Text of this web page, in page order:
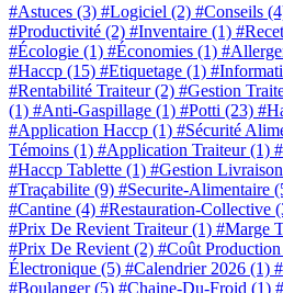
#Astuces (3) #Logiciel (2) #Conseils
#Productivité (2) #Inventaire (1)
#Écologie (1) #Économies (1)
#Haccp (15) #Etiquetage (1)
#Rentabilité Traiteur(2) #Gestion
(1) #Anti-Gaspillage (1) #Potti (23)
#Application Haccp (1) #Sécurité
Témoins (1) #Application Traiteur(1)
#Haccp Tablette (1) #Gestion
#Traçabilite (9) #Securite-Alimentaire
#Cantine (4) #Restauration-Collective
#Prix De Revient Traiteur(1) #Marge
#Prix De Revient (2) #Coût Production
Électronique (5) #Calendrier 2026 (1)
#Boulanger(5) #Chaine-Du-Froid (1)